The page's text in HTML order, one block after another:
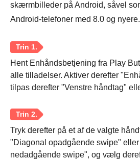
skærmbilleder på Android, såvel
Android-telefoner med 8.0 og nyere.
Hent Enhåndsbetjening fra Play
alle tilladelser. Aktiver derefter
tilpas derefter "Venstre håndtag"
Tryk derefter på et af de valgte
"Diagonal opadgående swipe" eller
nedadgående swipe", og vælg